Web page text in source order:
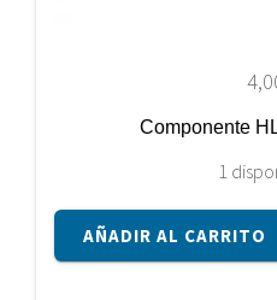
Componente
1
Componente
HL50.4F501.101
AÑADIR AL CARRITO